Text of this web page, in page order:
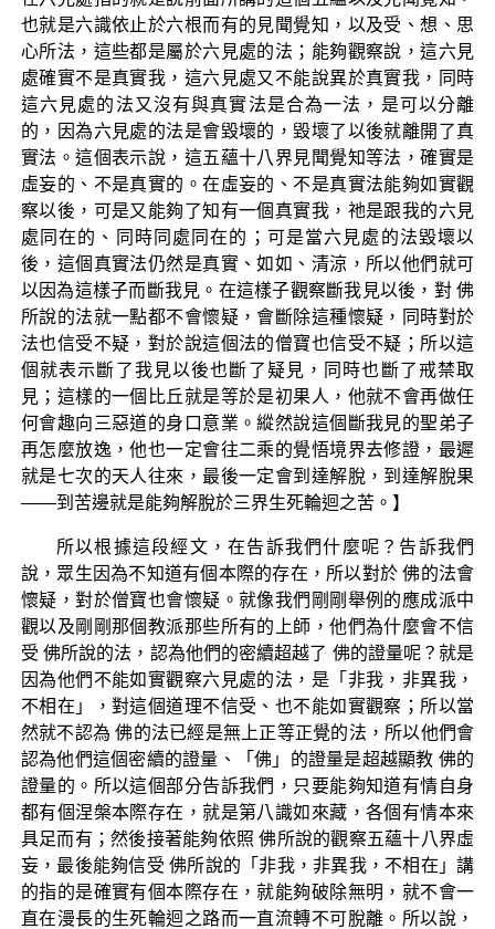
也就是六識依止於六根而有的見聞覺知，以及受、想、思
心所法，這些都是屬於六見處的法；能夠觀察說，這六見
處確實不是真實我，這六見處又不能說異於真實我，同時
這六見處的法又沒有與真實法是合為一法，是可以分離
的，因為六見處的法是會毀壞的，毀壞了以後就離開了真
實法。這個表示說，這五蘊十八界見聞覺知等法，確實是
虛妄的、不是真實的。在虛妄的、不是真實法能夠如實觀
察以後，可是又能夠了知有一個真實我，祂是跟我的六見
處同在的、同時同處同在的；可是當六見處的法毀壞以
後，這個真實法仍然是真實、如如、清涼，所以他們就可
以因為這樣子而斷我見。在這樣子觀察斷我見以後，對 佛
所說的法就一點都不會懷疑，會斷除這種懷疑，同時對於
法也信受不疑，對於說這個法的僧寶也信受不疑；所以這
個就表示斷了我見以後也斷了疑見，同時也斷了戒禁取
見；這樣的一個比丘就是等於是初果人，他就不會再做任
何會趣向三惡道的身口意業。縱然說這個斷我見的聖弟子
再怎麼放逸，他也一定會往二乘的覺悟境界去修證，最遲
就是七次的天人往來，最後一定會到達解脫，到達解脫果
——到苦邊就是能夠解脫於三界生死輪迴之苦。】
所以根據這段經文，在告訴我們什麼呢？告訴我們
說，眾生因為不知道有個本際的存在，所以對於 佛的法會
懷疑，對於僧寶也會懷疑。就像我們剛剛舉例的應成派中
觀以及剛剛那個教派那些所有的上師，他們為什麼會不信
受 佛所說的法，認為他們的密續超越了 佛的證量呢？就是
因為他們不能如實觀察六見處的法，是「非我，非異我，
不相在」，對這個道理不信受、也不能如實觀察；所以當
然就不認為 佛的法已經是無上正等正覺的法，所以他們會
認為他們這個密續的證量、「佛」的證量是超越顯教 佛的
證量的。所以這個部分告訴我們，只要能夠知道有情自身
都有個涅槃本際存在，就是第八識如來藏，各個有情本來
具足而有；然後接著能夠依照 佛所說的觀察五蘊十八界虛
妄，最後能夠信受 佛所說的「非我，非異我，不相在」講
的指的是確實有個本際存在，就能夠破除無明，就不會一
直在漫長的生死輪迴之路而一直流轉不可脫離。所以說，